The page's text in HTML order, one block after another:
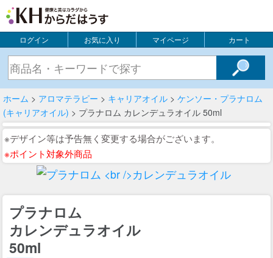
ログイン お気に入り マイページ カート
ホーム > アロマテラピー > キャリアオイル > ケンソー・プラナロム
(キャリアオイル) > プラナロム カレンデュラオイル 50ml
※デザイン等は予告無く変更する場合がございます。
※ポイント対象外商品
プラナロム
カレンデュラオイル
50ml